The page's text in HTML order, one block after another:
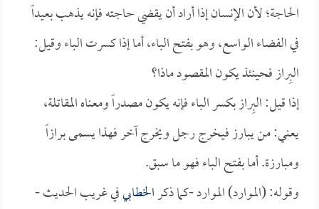
الحاجة؛ لأن الإنسان إذا أراد أن يقضي حاجته فإنه يذهب بعيداً
في الفضاء الواسع، وهو بفتح الباء، أما إذا كسرت الباء وقيل:
البِراز فحينئذ يكون المقصود ماذا؟
إذا قيل: البِراز بكسر الباء فإنه يكون مصدراً ومعناه المقاتلة،
يعني: من يبارز فيخرج رجل ويخرج آخر فهذا يسمى برازاً
ومبارزة. أما بفتح الباء فهو ما سبق.
وقوله: (الموارد) الموارد -كما ذكرالخطابيفي غريب الحديث -